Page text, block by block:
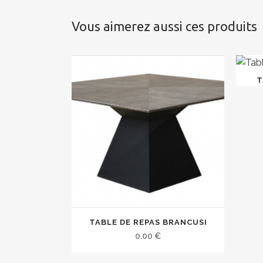
Vous aimerez aussi ces produits
TABLE DE REPAS BRANCUSI
0.00 €